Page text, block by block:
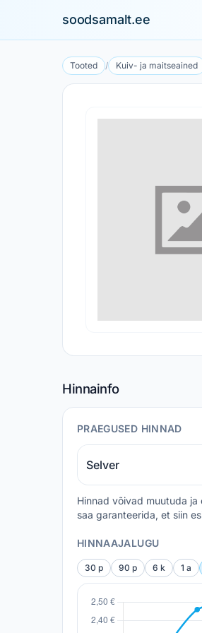
soodsamalt.ee
Tooted / Kuiv- ja maitseained
Hinnainfo
PRAEGUSED HINNAD
Selver
Hinnad võivad muutuda
saa garanteerida, et siin
HINNAAJALUGU
30 p 90 p 6 k 1 a